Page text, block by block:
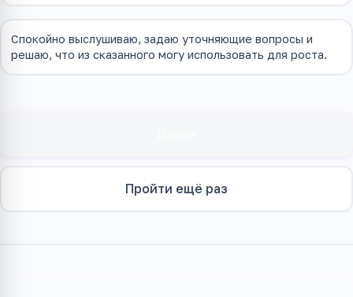
Спокойно выслушиваю, задаю уточняющие вопросы и
решаю, что из сказанного могу использовать для роста.
Пройти ещё раз